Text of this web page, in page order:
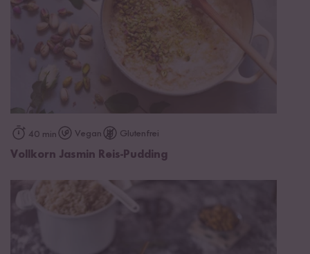
40 min Vegan Glutenfrei
Vollkorn Jasmin Reis-Pudding